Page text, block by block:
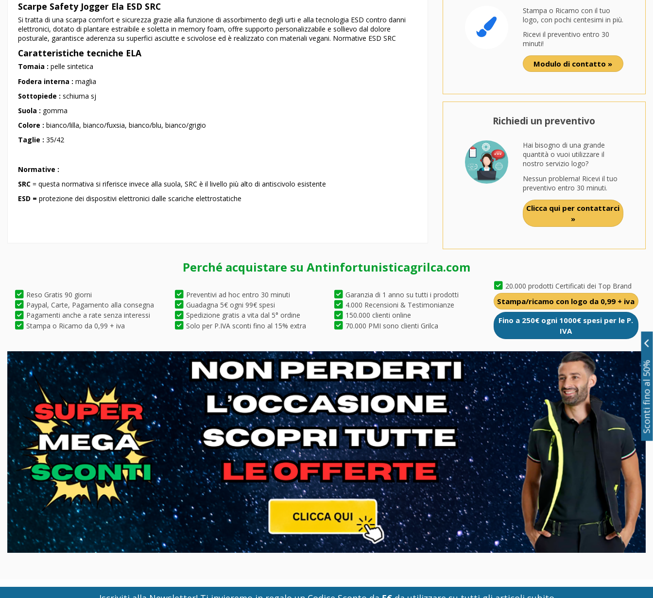
Scarpe Safety Jogger Ela ESD SRC
Si tratta di una scarpa comfort e sicurezza grazie alla funzione di assorbimento degli urti e alla tecnologia ESD contro danni
elettronici, dotato di plantare estraibile e soletta in memory foam, offre supporto personalizzabile e sollievo dal dolore
posturale, garantisce aderenza su superfici asciutte e scivolose ed è realizzato con materiali vegani. Normative ESD SRC
Caratteristiche tecniche ELA
Tomaia : pelle sintetica
Fodera interna : maglia
Sottopiede : schiuma sj
Suola : gomma
Colore : bianco/lilla, bianco/fuxsia, bianco/blu, bianco/grigio
Taglie : 35/42
Normative :
SRC = questa normativa si riferisce invece alla suola, SRC è il livello più alto di antiscivolo esistente
ESD = protezione dei dispositivi elettronici dalle scariche elettrostatiche
Stampa o Ricamo con il tuo
logo, con pochi centesimi in più.
Ricevi il preventivo entro 30
minuti!
Modulo di contatto »
Richiedi un preventivo
Hai bisogno di una grande
quantità o vuoi utilizzare il
nostro servizio logo?
Nessun problema! Ricevi il tuo
preventivo entro 30 minuti.
Clicca qui per contattarci
»
Perché acquistare su Antinfortunisticagrilca.com
Reso Gratis 90 giorni
Paypal, Carte, Pagamento alla consegna
Pagamenti anche a rate senza interessi
Stampa o Ricamo da 0,99 + iva
Preventivi ad hoc entro 30 minuti
Guadagna 5€ ogni 99€ spesi
Spedizione gratis a vita dal 5° ordine
Solo per P.IVA sconti fino al 15% extra
Garanzia di 1 anno su tutti i prodotti
4.000 Recensioni & Testimonianze
150.000 clienti online
70.000 PMI sono clienti Grilca
20.000 prodotti Certificati dei Top Brand
Stampa/ricamo con logo da 0,99 + iva
Fino a 250€ ogni 1000€ spesi per le P.
IVA
Sconti fino al 50%